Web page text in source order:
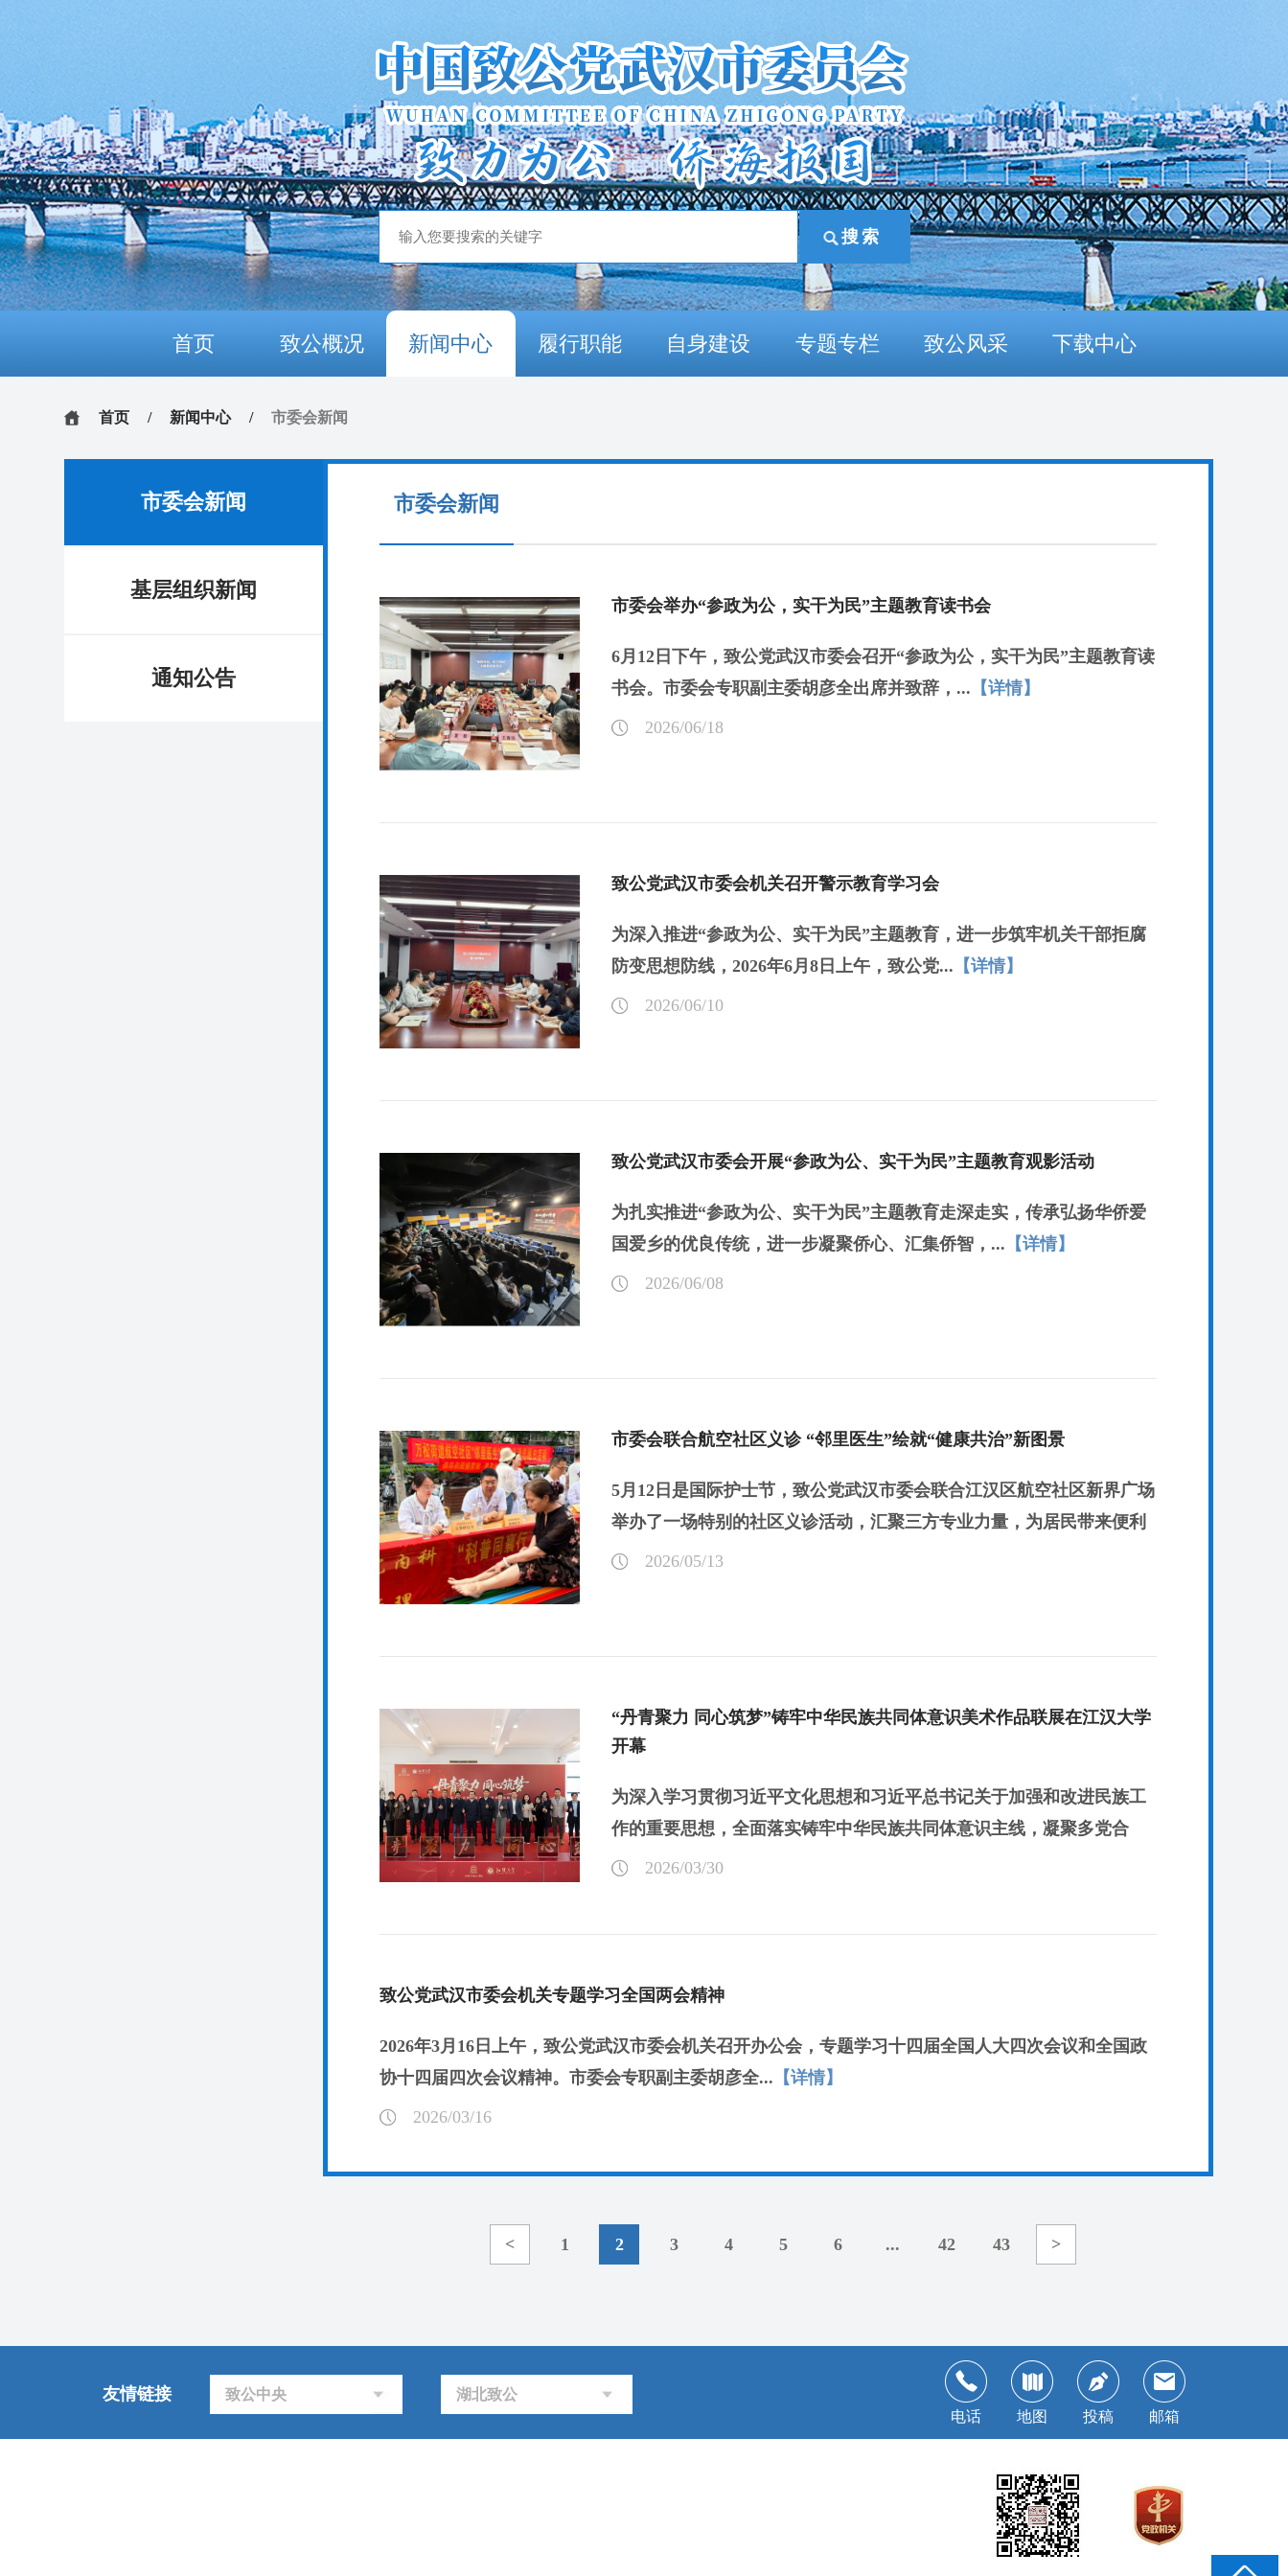
首页 致公概况 新闻中心 履行职能 自身建设 专题专栏 致公风采 下载中心
首页 / 新闻中心 / 市委会新闻
市委会新闻
基层组织新闻
通知公告
市委会新闻
市委会举办“参政为公，实干为民”主题教育读书会
6月12日下午，致公党武汉市委会召开“参政为公，实干为民”主题教育读
书会。市委会专职副主委胡彦全出席并致辞，... 【详情】
2026/06/18
致公党武汉市委会机关召开警示教育学习会
为深入推进“参政为公、实干为民”主题教育，进一步筑牢机关干部拒腐
防变思想防线，2026年6月8日上午，致公党... 【详情】
2026/06/10
致公党武汉市委会开展“参政为公、实干为民”主题教育观影活动
为扎实推进“参政为公、实干为民”主题教育走深走实，传承弘扬华侨爱
国爱乡的优良传统，进一步凝聚侨心、汇集侨智，... 【详情】
2026/06/08
市委会联合航空社区义诊 “邻里医生”绘就“健康共治”新图景
5月12日是国际护士节，致公党武汉市委会联合江汉区航空社区新界广场
举办了一场特别的社区义诊活动，汇聚三方专业力量，为居民带来便利
与温...【详情】
2026/05/13
“丹青聚力 同心筑梦”铸牢中华民族共同体意识美术作品联展在江汉大学
开幕
为深入学习贯彻习近平文化思想和习近平总书记关于加强和改进民族工
作的重要思想，全面落实铸牢中华民族共同体意识主线，凝聚多党合
作、民族融...【详情】
2026/03/30
致公党武汉市委会机关专题学习全国两会精神
2026年3月16日上午，致公党武汉市委会机关召开办公会，专题学习十四届全国人大四次会议和全国政
协十四届四次会议精神。市委会专职副主委胡彦全... 【详情】
2026/03/16
< 1 2 3 4 5 6 ... 42 43 >
友情链接 致公中央
湖北致公
电话
地图 投稿 邮箱